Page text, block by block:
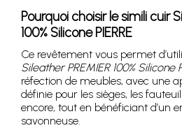
Pourquoi choisir le simili cuir
100% Silicone PIERRE
Ce revêtement vous permet
Sileather PREMIER 100% Silicone
réfection de meubles, avec une
définie pour les sièges, les
encore, tout en bénéficiant d’un
savonneuse.